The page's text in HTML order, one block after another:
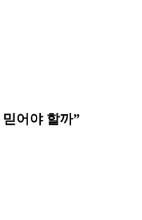
어야 할까”